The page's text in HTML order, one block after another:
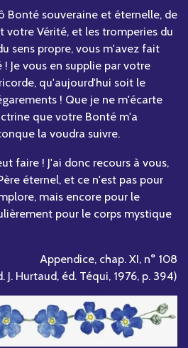
Bonté souveraine et éternelle, de
votre Vérité, et les tromperies du
sens propre, vous m'avez fait
Je vous en supplie par votre
qu'aujourd'hui soit le
! Que je ne m'écarte
que votre Bonté m'a
la voudra suivre.
faire ! J'ai donc recours à vous,
éternel, et ce n'est pas pour
mais encore pour le
pour le corps mystique
Appendice, chap. XI, n° 108
J. Hurtaud, éd. Téqui, 1976, p. 394)